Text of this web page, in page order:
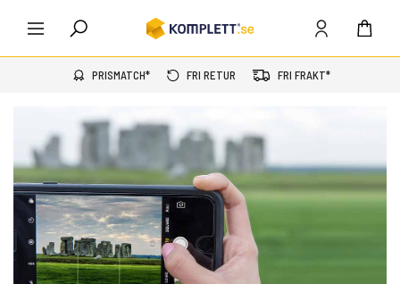
PRISMATCH* FRI RETUR FRI FRAKT*